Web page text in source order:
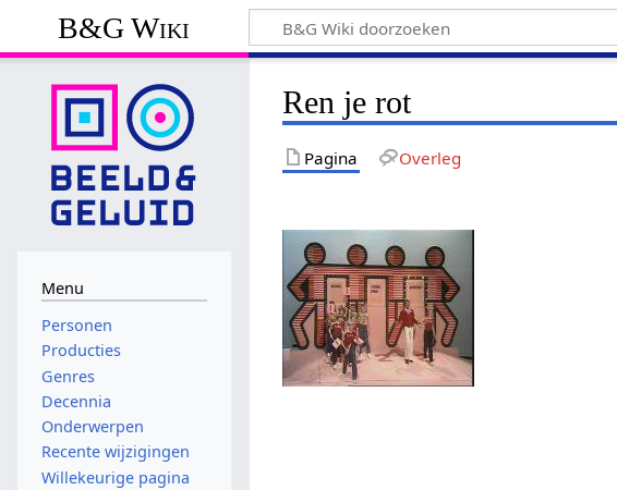
B&G Wiki
Ren je rot
Pagina Overleg
Menu
Personen
Producties
Genres
Decennia
Onderwerpen
Recente wijzigingen
Willekeurige pagina